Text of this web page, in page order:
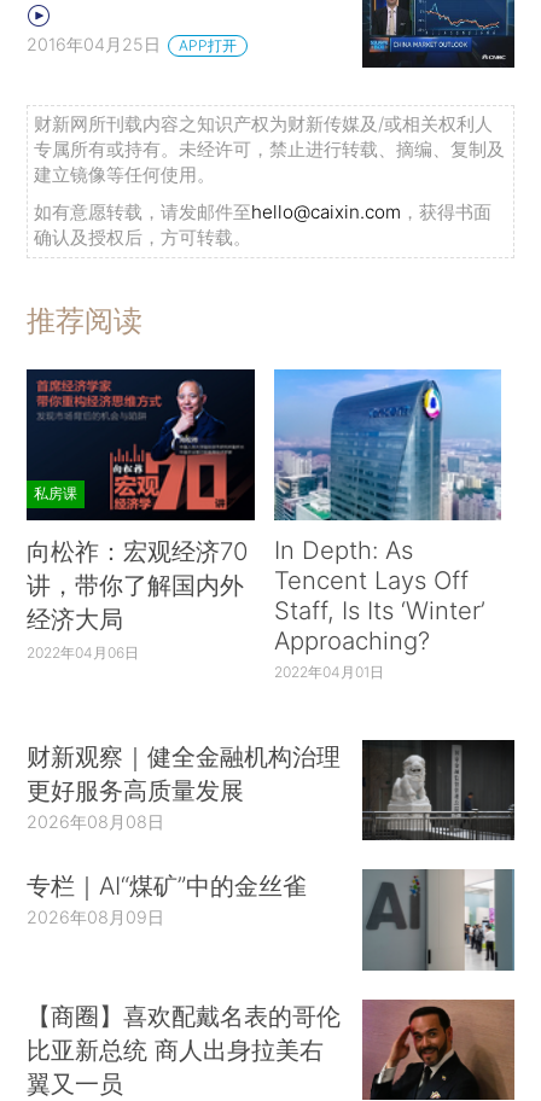
2016年04月25日 APP打开
财新网所刊载内容之知识产权为财新传媒及/或相关权利人
专属所有或持有。未经许可，禁止进行转载、摘编、复制及
建立镜像等任何使用。
如有意愿转载，请发邮件至hello@caixin.com ，获得书面
确认及授权后，方可转载。
推荐阅读
私房课
向松祚：宏观经济70
讲，带你了解国内外
经济大局
2022年04月06日
In Depth: As
Tencent Lays Off
Staff, Is Its ‘Winter’
Approaching?
2022年04月01日
财新观察｜健全金融机构治理
更好服务高质量发展
2026年08月08日
专栏｜AI“煤矿”中的金丝雀
2026年08月09日
【商圈】喜欢配戴名表的哥伦
比亚新总统 商人出身拉美右
翼又一员